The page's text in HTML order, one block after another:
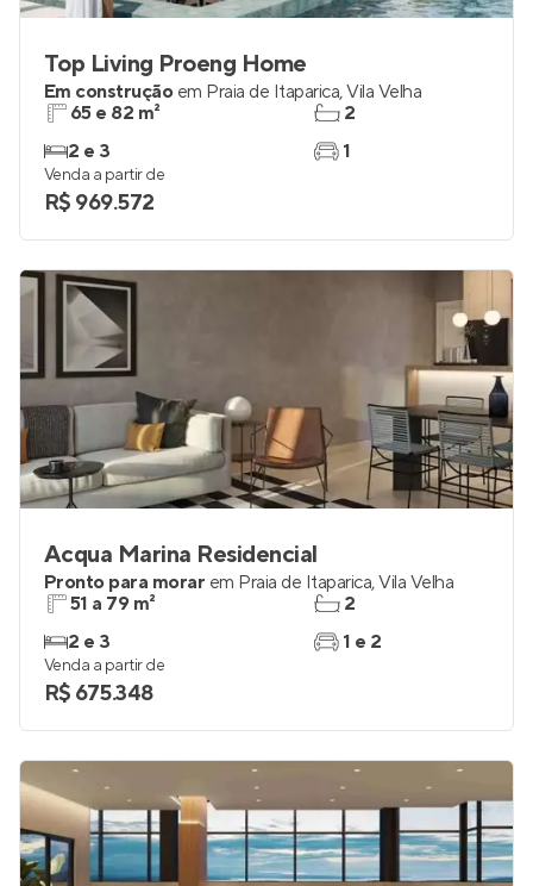
Top Living Proeng Home
Em construção em Praia de Itaparica,Vila Velha
65 e 82 m²
2 e 3
2
1
Venda a partir de
R$ 969.572
Acqua Marina Residencial
Pronto para morar em Praia de Itaparica,Vila Velha
51 a 79 m²
2 e 3
2
1 e 2
Venda a partir de
R$ 675.348